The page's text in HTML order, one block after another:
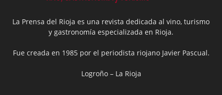
La Prensa del Rioja es una revista dedicada al vino, turismo
y gastronomía especializada en Rioja.
Fue creada en 1985 por el periodista riojano Javier Pascual.
Logroño – La Rioja